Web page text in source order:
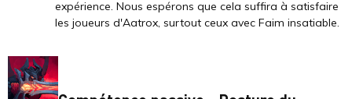
expérience. Nous espérons que cela suffira à satisfaire
les joueurs d'Aatrox, surtout ceux avec Faim insatiable.